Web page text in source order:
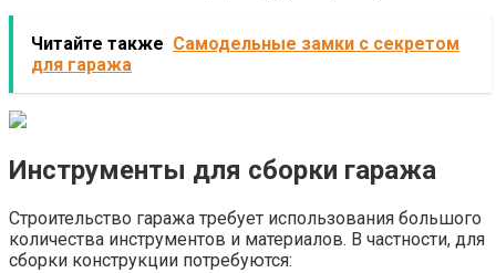
Читайте также Самодельные замки с секретом
для гаража
Инструменты для сборки гаража
Строительство гаража требует использования большого
количества инструментов и материалов. В частности, для
сборки конструкции потребуются: